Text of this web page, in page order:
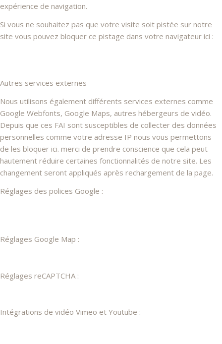
expérience de navigation.
Si vous ne souhaitez pas que votre visite soit pistée sur notre
site vous pouvez bloquer ce pistage dans votre navigateur ici :
Autres services externes
Nous utilisons également différents services externes comme
Google Webfonts, Google Maps, autres hébergeurs de vidéo.
Depuis que ces FAI sont susceptibles de collecter des données
personnelles comme votre adresse IP nous vous permettons
de les bloquer ici. merci de prendre conscience que cela peut
hautement réduire certaines fonctionnalités de notre site. Les
changement seront appliqués après rechargement de la page.
Réglages des polices Google :
Réglages Google Map :
Réglages reCAPTCHA :
Intégrations de vidéo Vimeo et Youtube :